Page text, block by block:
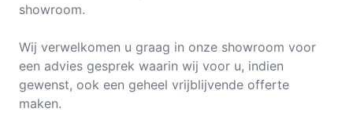
showroom.
Wij verwelkomen u graag in onze showroom voor
een advies gesprek waarin wij voor u, indien
gewenst, ook een geheel vrijblijvende offerte
maken.